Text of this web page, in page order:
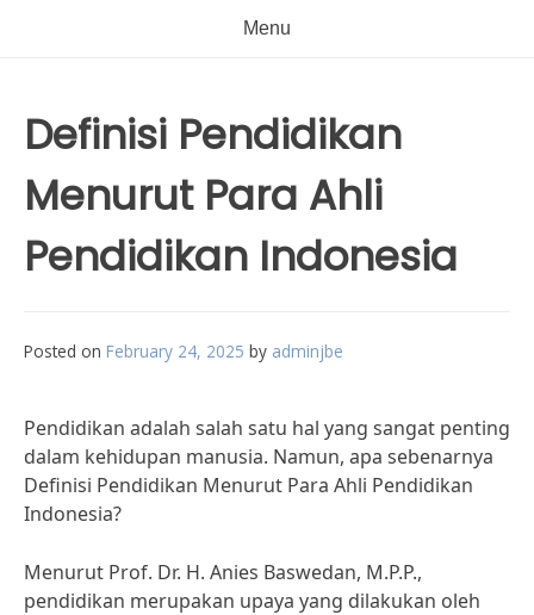
Menu
Definisi Pendidikan
Menurut Para Ahli
Pendidikan Indonesia
Posted on February 24, 2025 by adminjbe
Pendidikan adalah salah satu hal yang sangat penting
dalam kehidupan manusia. Namun, apa sebenarnya
Definisi Pendidikan Menurut Para Ahli Pendidikan
Indonesia?
Menurut Prof. Dr. H. Anies Baswedan, M.P.P.,
pendidikan merupakan upaya yang dilakukan oleh